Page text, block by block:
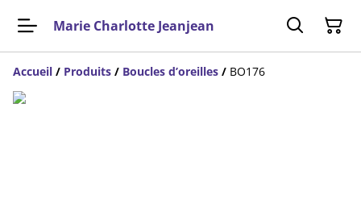
Marie Charlotte Jeanjean
Accueil / Produits / Boucles d’oreilles / BO176